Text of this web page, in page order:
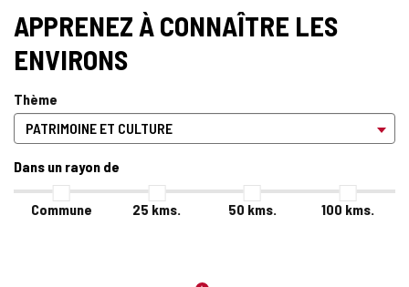
APPRENEZ À CONNAÎTRE LES
ENVIRONS
Thème
Dans un rayon de
Commune 25 kms. 50 kms. 100 kms.